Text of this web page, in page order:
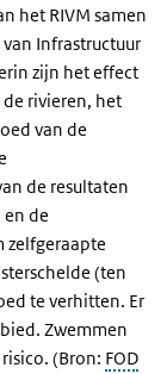
het RIVM samen
Infrastructuur
zijn het effect
rivieren, het
van de
de resultaten
de
zelfgeraapte
(ten
te verhitten. Er
Zwemmen
(Bron: FOD